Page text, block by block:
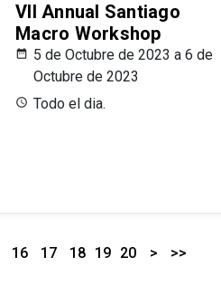
VII Annual Santiago
Macro Workshop
5 de Octubre de 2023 a 6 de
Octubre de 2023
Todo el dia.
16 17 18 19 20 > >>